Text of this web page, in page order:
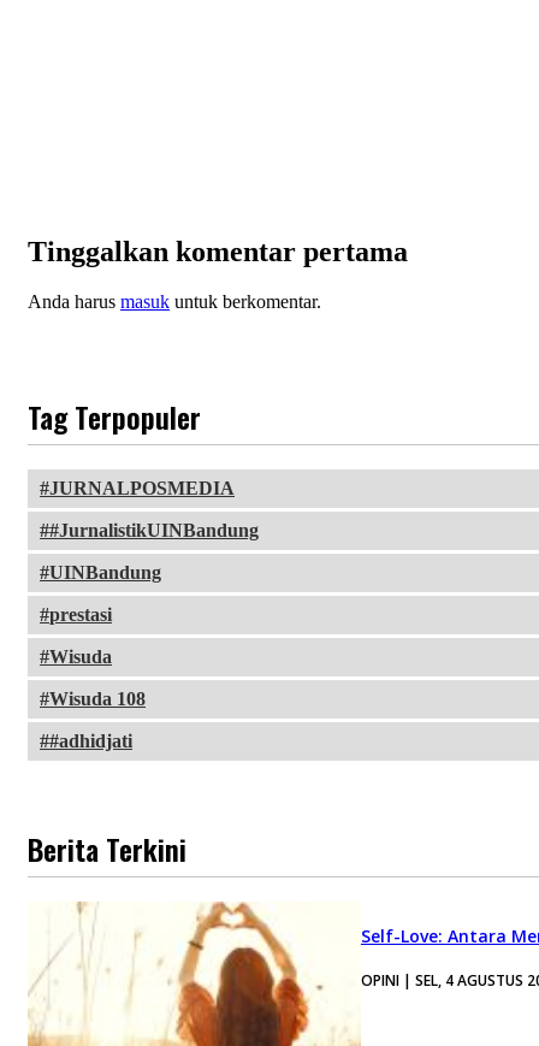
Tinggalkan komentar pertama
Anda harus masuk untuk berkomentar.
Tag Terpopuler
JURNALPOSMEDIA
#JurnalistikUINBandung
UINBandung
prestasi
Wisuda
Wisuda 108
#adhidjati
Berita Terkini
Self-Love: Antara
OPINI | SEL, 4 AGUSTUS